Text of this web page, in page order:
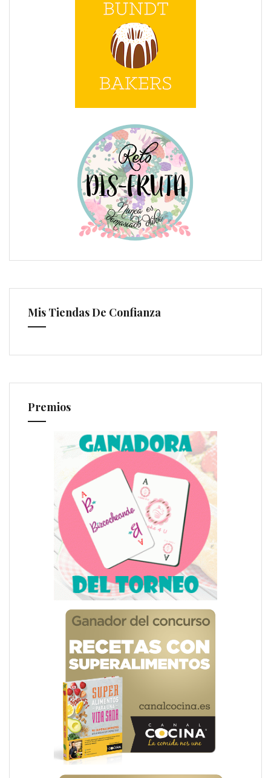
Mis Tiendas De Confianza
Premios